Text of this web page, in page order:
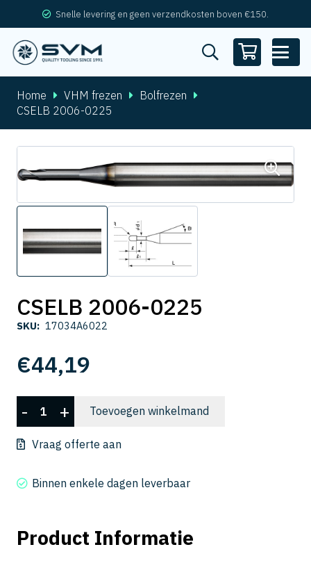
Snelle levering en geen verzendkosten boven €150.
Home VHM frezen
Bolfrezen
CSELB 2006-0225
CSELB 2006-0225
SKU: 17034A6022
€44,19
CSELB
2006-
0225
- + Toevoegen winkelmand
Vraag offerte aan
Binnen enkele dagen leverbaar
Product Informatie